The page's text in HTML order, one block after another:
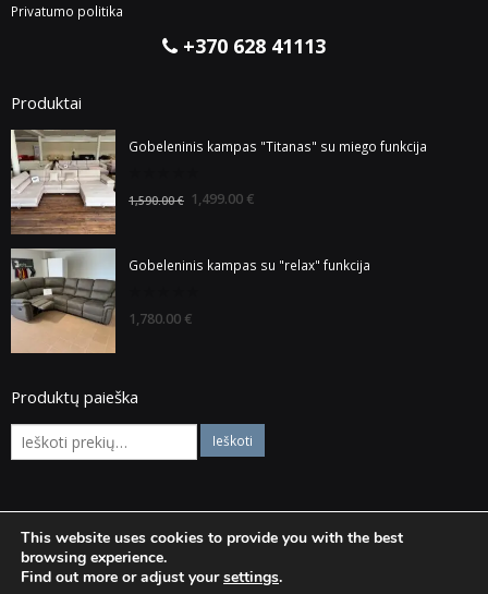
Privatumo politika
+370 628 41113
Produktai
Gobeleninis kampas "Titanas" su miego funkcija
out
1,590.00€ 1,499.00 €
Gobeleninis kampas su "relax" funkcija
out
1,780.00 €
Produktų paieška
© Visos teisės saugomos Baldaiska.lt
This website uses cookies to provide you with the best
browsing experience.
Find out more or adjust yoursettings.